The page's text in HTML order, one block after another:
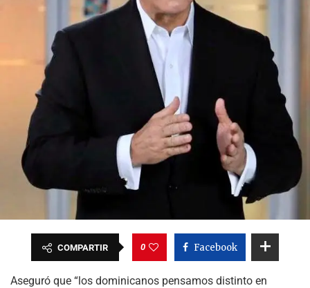
COMPARTIR 0 Facebook
Aseguró que “los dominicanos pensamos distinto en